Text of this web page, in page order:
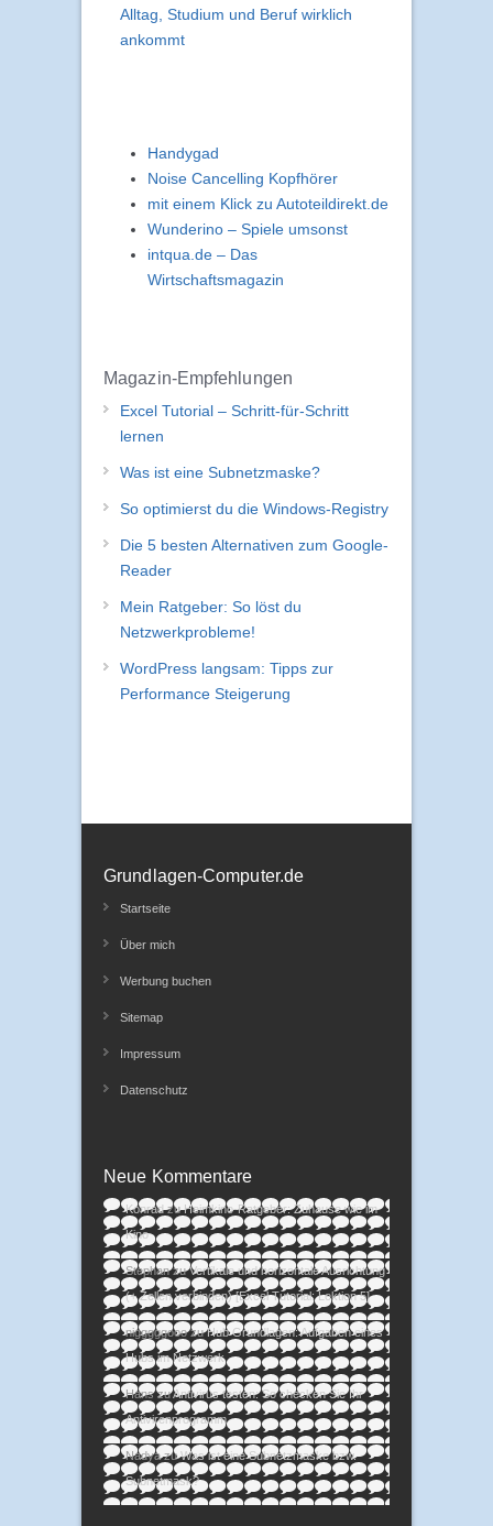
Alltag, Studium und Beruf wirklich
ankommt
Handygad
Noise Cancelling Kopfhörer
mit einem Klick zu Autoteildirekt.de
Wunderino – Spiele umsonst
intqua.de – Das
Wirtschaftsmagazin
Magazin-Empfehlungen
Excel Tutorial – Schritt-für-Schritt
lernen
Was ist eine Subnetzmaske?
So optimierst du die Windows-Registry
Die 5 besten Alternativen zum Google-
Reader
Mein Ratgeber: So löst du
Netzwerkprobleme!
WordPress langsam: Tipps zur
Performance Steigerung
Grundlagen-Computer.de
Startseite
Über mich
Werbung buchen
Sitemap
Impressum
Datenschutz
Neue Kommentare
KonradzuHeimkino-Ratgeber: Zuhause wie im
Kino
StephanzuVertikale und horizontale Ausrichtung
(+ Zellen verbinden) [Excel Tutorial: Lektion 5]
nigggggooozuHub Grundlagen: Aufgaben eines
Hubs im Netzwerk
HanszuAntivirus testen: So checken Sie Ihr
Antivirenprogramm
NadyazuWas ist eine Subnetzmaske bzw.
Subnetmask?